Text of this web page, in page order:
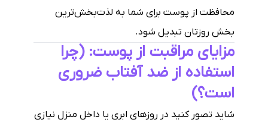
محافظت از پوست برای شما به لذت‌بخش‌ترین
بخش روزتان تبدیل شود.
مزایای مراقبت از پوست: (چرا
استفاده از ضد آفتاب ضروری
است؟)
شاید تصور کنید در روزهای ابری یا داخل منزل نیازی